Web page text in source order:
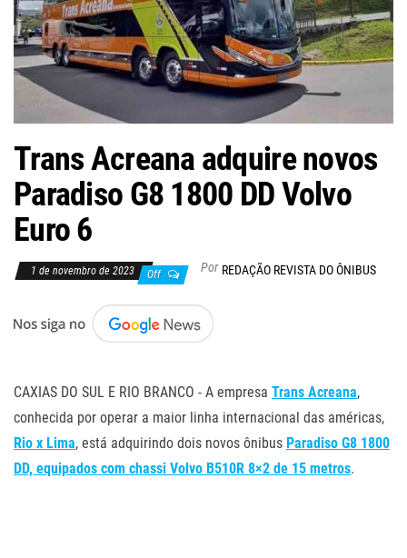
Trans Acreana adquire novos
Paradiso G8 1800 DD Volvo
Euro 6
1 de novembro de 2023 Off Por REDAÇÃO REVISTA DO ÔNIBUS
CAXIAS DO SUL E RIO BRANCO - A empresa Trans Acreana,
conhecida por operar a maior linha internacional das américas,
Rio x Lima, está adquirindo dois novos ônibus Paradiso G8 1800
DD, equipados com chassi Volvo B510R 8×2 de 15 metros.